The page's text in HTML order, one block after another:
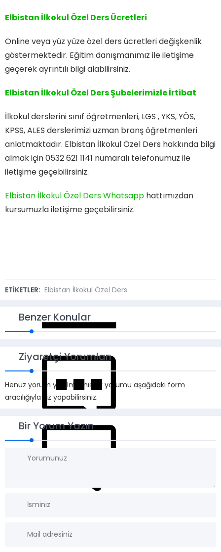
Elbistan İlkokul Özel Ders Ücretleri
Online veya yüz yüze özel ders ücretleri değişkenlik
göstermektedir. Eğitim danışmanımız ile iletişime
geçerek ayrıntılı bilgi alabilirsiniz.
Elbistan İlkokul Özel DersŞubelerimizle İrtibat
İlkokul derslerini sınıf öğretmenleri, LGS , YKS, YÖS,
KPSS, ALES derslerimizi uzman branş öğretmenleri
anlatmaktadır. Elbistan İlkokul Özel Ders hakkında bilgi
almak için 0532 621 1141 numaralı telefonumuz ile
iletişime geçebilirsiniz.
Elbistan İlkokul Özel Ders Whatsapp hattımızdan
kursumuzla iletişime geçebilirsiniz.
ETİKETLER: Elbistan İlkokul Özel Ders
Benzer Konular
Ziyaretçi Yorumları
Henüz yorum yapılmamış. İlk yorumu aşağıdaki form
aracılığıyla siz yapabilirsiniz.
Bir Yorum Yazın